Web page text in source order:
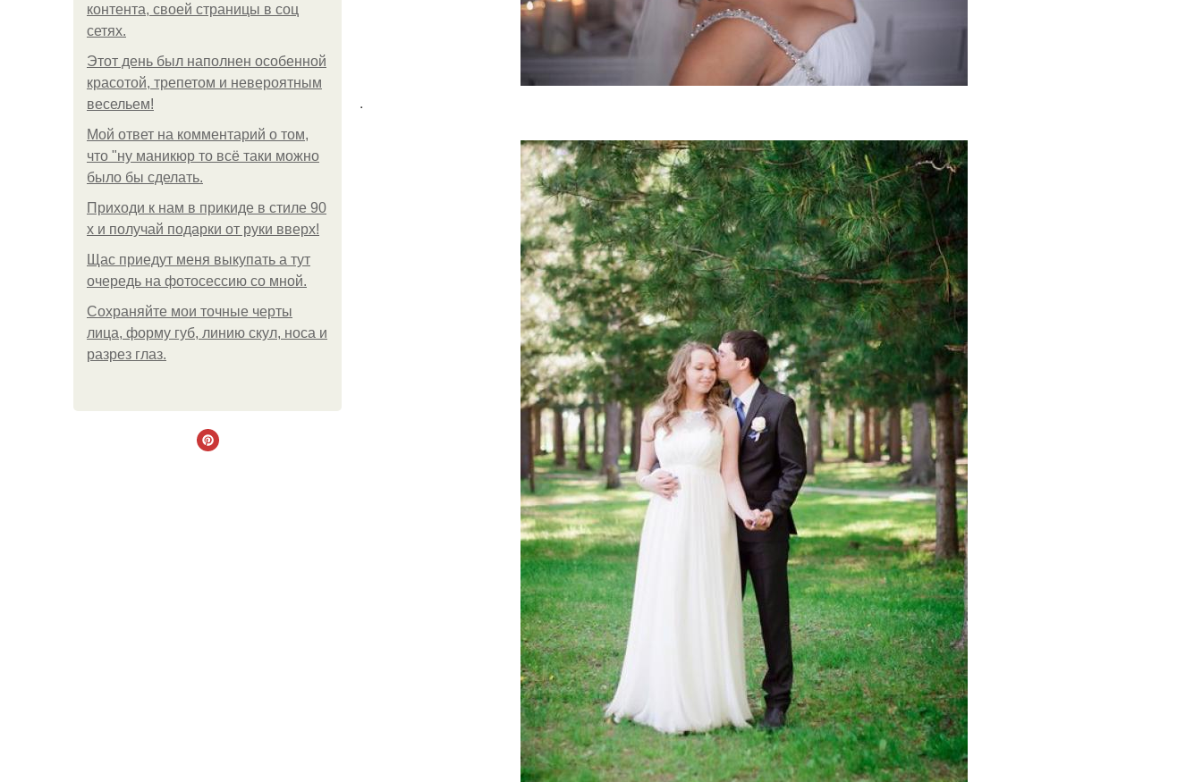
контента, своей страницы в соц
сетях.
Этот день был наполнен особенной
красотой, трепетом и невероятным
весельем!
Мой ответ на комментарий о том,
что "ну маникюр то всё таки можно
было бы сделать.
Приходи к нам в прикиде в стиле 90
х и получай подарки от руки вверх!
Щас приедут меня выкупать а тут
очередь на фотосессию со мной.
Сохраняйте мои точные черты
лица, форму губ, линию скул, носа и
разрез глаз.
.